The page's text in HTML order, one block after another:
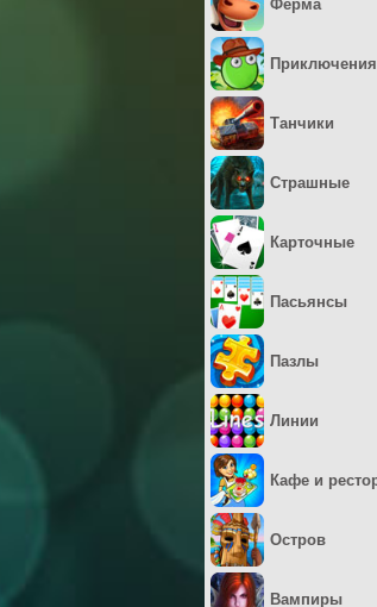
Ферма
Приключения
Танчики
Страшные
Карточные
Пасьянсы
Пазлы
Линии
Кафе и
Остров
Вампиры